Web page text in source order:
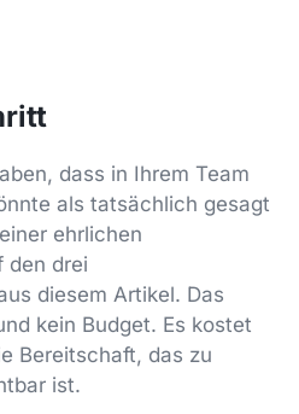
dass in Ihrem Team
als tatsächlich gesagt
ehrlichen
den drei
diesem Artikel. Das
kein Budget. Es kostet
Bereitschaft, das zu
ist.